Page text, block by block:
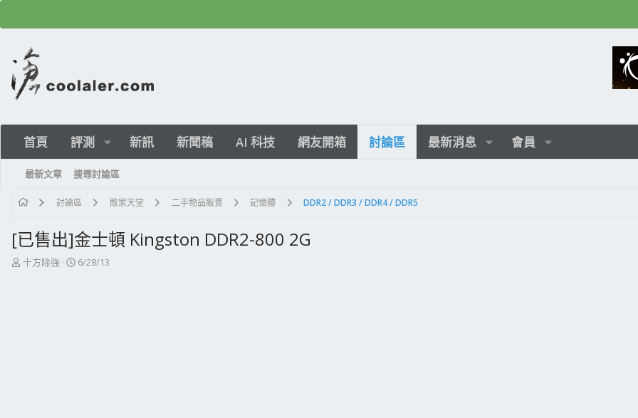
首頁 評測 新訊 新聞稿 AI 科技 網友開箱 討論區 最新消息 會員
最新文章 搜尋討論區
討論區 敗家天堂 二手物品販賣 記憶體 DDR2 / DDR3 / DDR4 / DDR5
[已售出]金士頓 Kingston DDR2-800 2G
主
十方除強
開
6/28/13